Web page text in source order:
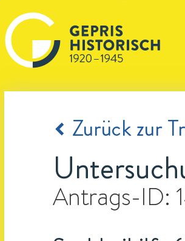
Zurück zur
Antrags-ID: